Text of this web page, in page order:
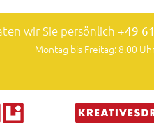
wir Sie persönlich +49
Montag bis Freitag: 8.00